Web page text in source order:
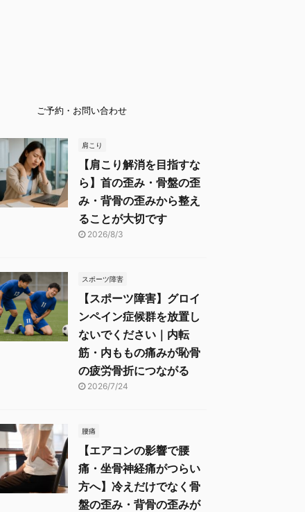
ご予約・お問い合わせ
肩こり
【肩こり解消を目指すな
ら】首の歪み・骨盤の歪
み・背骨の歪みから整え
ることが大切です
2026/8/3
スポーツ障害
【スポーツ障害】グロイ
ンペイン症候群を放置し
ないでください｜内転
筋・内ももの痛みが恥骨
の疲労骨折につながる
2026/7/24
腰痛
【エアコンの影響で腰
痛・坐骨神経痛がつらい
方へ】冷えだけでなく骨
盤の歪み・背骨の歪みが